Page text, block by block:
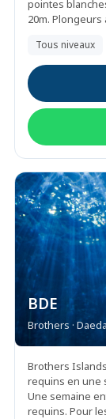
pointes
20m. Plongeurs
Tous niveaux
BDE
Brothers ·
Brothers
requins en une
Une semaine
requins. Pour